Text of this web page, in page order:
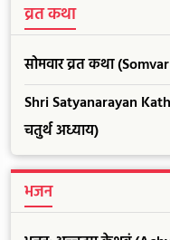
व्रत कथा
सोमवार व्रत कथा
Shri Satyanarayan
चतुर्थ अध्याय)
भजन